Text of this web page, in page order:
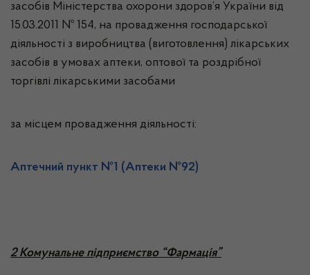
засобів Міністерства охорони здоров’я України від
15.03.2011 № 154, на провадження господарської
діяльності з виробництва (виготовлення) лікарських
засобів в умовах аптеки, оптової та роздрібної
торгівлі лікарськими засобами
за місцем провадження діяльності:
Аптечний пункт №1 (Аптеки №92)
2Комунальне підприємство “Фармація”